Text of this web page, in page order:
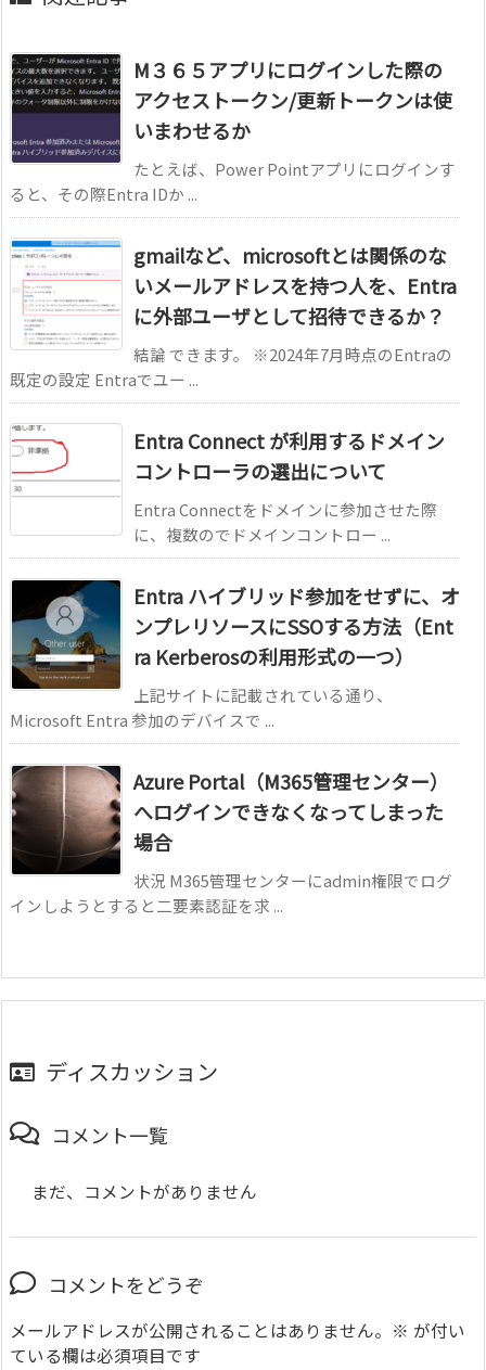
M３６５アプリにログインした際の
アクセストークン/更新トークンは使
いまわせるか
たとえば、Power Pointアプリにログインす
ると、その際Entra IDか ...
gmailなど、microsoftとは関係のな
いメールアドレスを持つ人を、Entra
に外部ユーザとして招待できるか？
結論 できます。 ※2024年7月時点のEntraの
既定の設定 Entraでユー ...
Entra Connect が利用するドメイン
コントローラの選出について
Entra Connectをドメインに参加させた際
に、複数のでドメインコントロー ...
Entra ハイブリッド参加をせずに、オ
ンプレリソースにSSOする方法（Ent
ra Kerberosの利用形式の一つ）
上記サイトに記載されている通り、
Microsoft Entra 参加のデバイスで ...
Azure Portal（M365管理センター）
へログインできなくなってしまった
場合
状況 M365管理センターにadmin権限でログ
インしようとすると二要素認証を求 ...
ディスカッション
コメント一覧
まだ、コメントがありません
コメントをどうぞ
メールアドレスが公開されることはありません。 ※ が付い
ている欄は必須項目です